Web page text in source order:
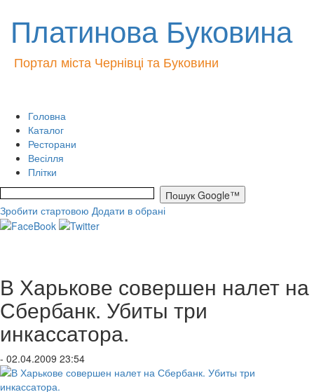
Платинова Буковина
Портал міста Чернівці та Буковини
Головна
Каталог
Ресторани
Весілля
Плітки
Зробити стартовою Додати в обрані
В Харькове совершен налет на
Сбербанк. Убиты три
инкассатора.
- 02.04.2009 23:54